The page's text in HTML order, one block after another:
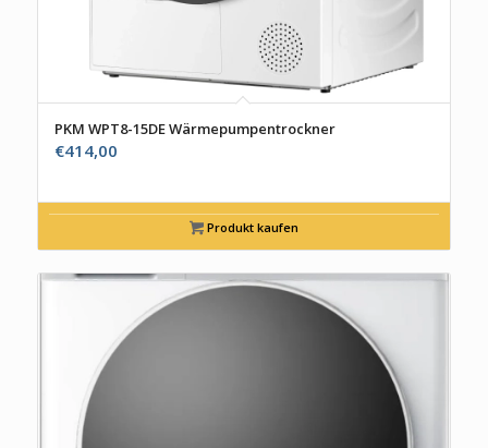
PKM WPT8-15DE Wärmepumpentrockner
€414,00
Produkt kaufen